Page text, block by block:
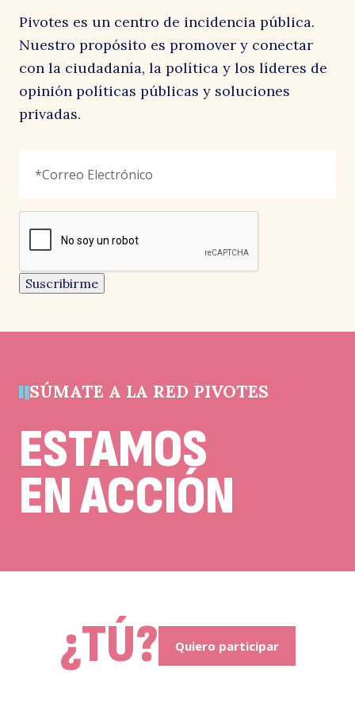
señala
campo
un
campo
de
debe
Electrónico *
reCAPTCHA
Suscribirme
Pivotes es un centro de incidencia pública.
Nuestro propósito es promover y conectar
con la ciudadanía, la política y los líderes de
opinión políticas públicas y soluciones
privadas.
SÚMATE A LA RED PIVOTES
ESTAMOS
EN ACCIÓN
¿TÚ? Quiero participar